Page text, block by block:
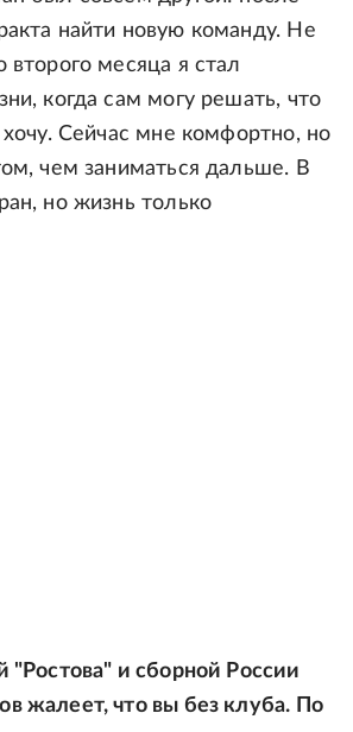
найти новую команду. Не
месяца я стал
когда сам могу решать, что
Сейчас мне комфортно, но
чем заниматься дальше. В
но жизнь только
"Ростова" и сборной России
жалеет, что вы без клуба. По